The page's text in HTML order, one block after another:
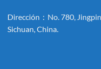
Dirección：No. 780,
Sichuan, China.